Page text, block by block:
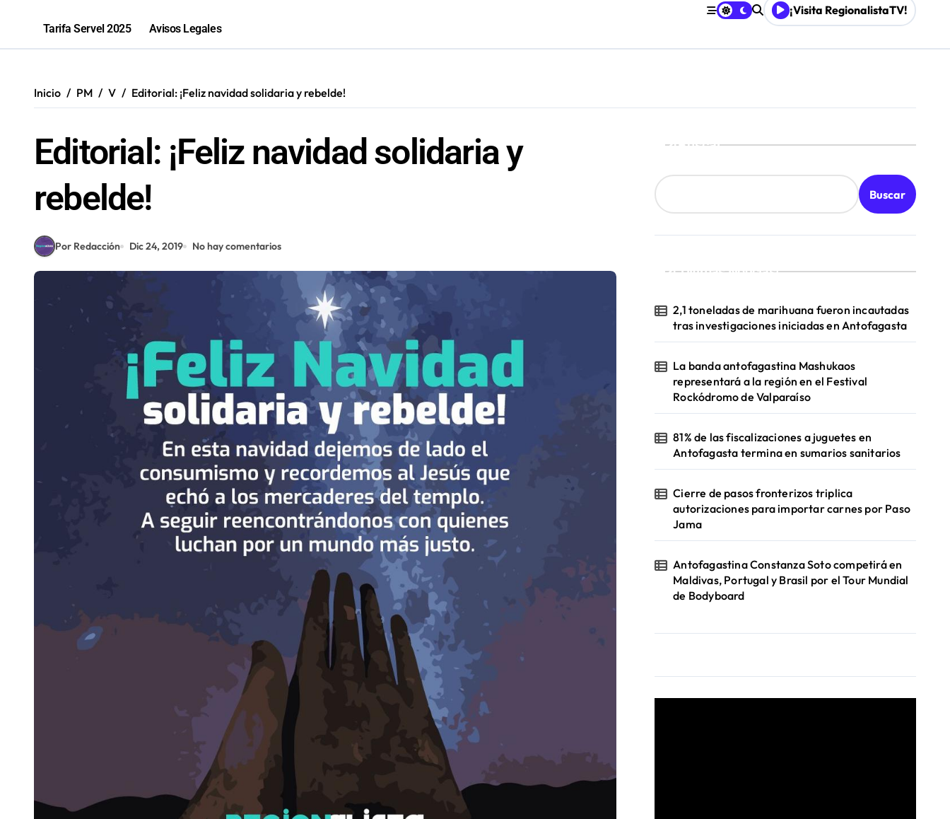
Tarifa Servel 2025 Avisos Legales
¡Visita RegionalistaTV!
Inicio PM V Editorial: ¡Feliz navidad solidaria y rebelde!
Editorial: ¡Feliz navidad solidaria y
rebelde!
Por Redacción Dic 24, 2019 No hay comentarios
Buscar
Buscar
¡Ultimas Noticias!
2,1 toneladas de marihuana fueron incautadas
tras investigaciones iniciadas en Antofagasta
La banda antofagastina Mashukaos
representará a la región en el Festival
Rockódromo de Valparaíso
81% de las fiscalizaciones a juguetes en
Antofagasta termina en sumarios sanitarios
Cierre de pasos fronterizos triplica
autorizaciones para importar carnes por Paso
Jama
Antofagastina Constanza Soto competirá en
Maldivas, Portugal y Brasil por el Tour Mundial
de Bodyboard